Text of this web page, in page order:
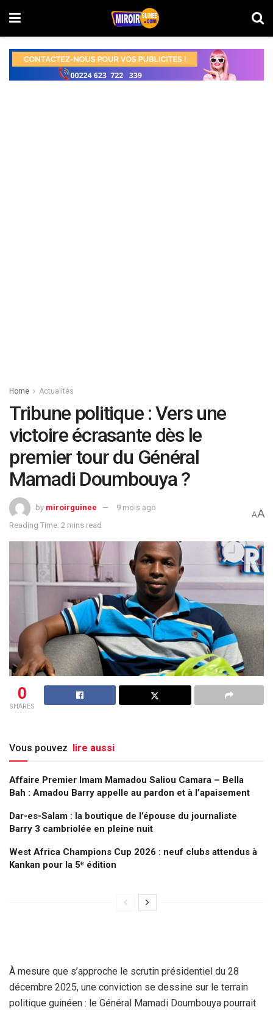
Home Actualités
Tribune politique : Vers une
victoire écrasante dès le
premier tour du Général
Mamadi Doumbouya ?
by miroirguinee
9 mois ago
Reading Time: 2 mins read
AA
0
SHARES
Vous pouvez lire aussi
Affaire Premier Imam Mamadou Saliou Camara – Bella
Bah : Amadou Barry appelle au pardon et à l’apaisement
Dar-es-Salam : la boutique de l’épouse du journaliste
Barry 3 cambriolée en pleine nuit
West Africa Champions Cup 2026 : neuf clubs attendus à
Kankan pour la 5ᵉ édition
À mesure que s’approche le scrutin présidentiel du 28
décembre 2025, une conviction se dessine sur le terrain
politique guinéen : le Général Mamadi Doumbouya pourrait